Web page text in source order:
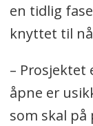
en tidlig
knyttet til
– Prosjektet
åpne er
som skal på